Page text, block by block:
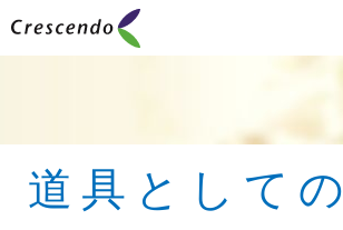
お客様の声
道具としての